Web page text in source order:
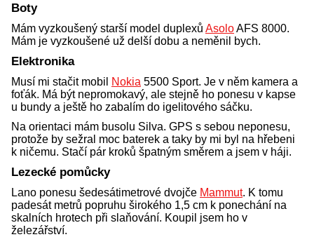
Boty
Mám vyzkoušený starší model duplexů AsoloAFS 8000.
Mám je vyzkoušené už delší dobu a neměnil bych.
Elektronika
Musí mi stačit mobil Nokia 5500 Sport. Je v něm kamera a
foťák. Má být nepromokavý, ale stejně ho ponesu v kapse
u bundy a ještě ho zabalím do igelitového sáčku.
Na orientaci mám busolu Silva. GPS s sebou neponesu,
protože by sežral moc baterek a taky by mi byl na hřebeni
k ničemu. Stačí pár kroků špatným směrem a jsem v háji.
Lezecké pomůcky
Lano ponesu šedesátimetrové dvojče Mammut. K tomu
padesát metrů popruhu širokého 1,5 cm k ponechání na
skalních hrotech při slaňování. Koupil jsem ho v
železářství.